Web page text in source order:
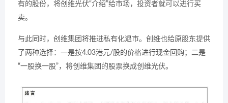
有的股份，将创维光伏“介绍”给市场，投资者就可以进行买
卖。
与此同时，创维集团将推进私有化退市。创维也给原股东提供
了两种选择：一是按4.03港元/股的价格进行现金回购；二是
“一股换一股”，将创维集团的股票换成创维光伏。